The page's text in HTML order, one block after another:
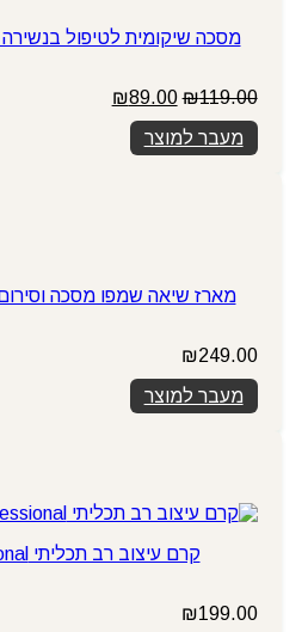
מסכה שיקומית לטיפול
₪119.00
המחיר
המקורי
היה:
₪119.00.
₪89.00
מעבר למוצר
מארז שיאה שמפו מסכה
₪249.00
מעבר למוצר
קרם עיצוב רב תכליתי Sebastian Professional
₪199.00